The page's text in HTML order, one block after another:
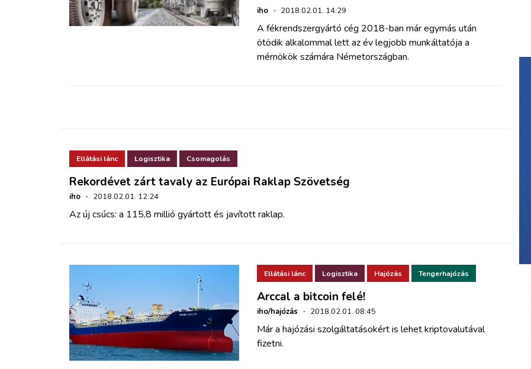
BELÉPÉS
REGISZTRÁCIÓ
iho · 2018.02.01. 14:29
A fékrendszergyártó cég 2018-ban már egymás után
ötödik alkalommal lett az év legjobb munkáltatója a
mérnökök számára Németországban.
Ellátási lánc Logisztika Csomagolás
Rekordévet zárt tavaly az Európai Raklap Szövetség
iho · 2018.02.01. 12:24
Az új csúcs: a 115,8 millió gyártott és javított raklap.
Ellátási lánc Logisztika Hajózás Tengerhajózás
Arccal a bitcoin felé!
iho/hajózás · 2018.02.01. 08:45
Már a hajózási szolgáltatásokért is lehet kriptovalutával
fizetni.